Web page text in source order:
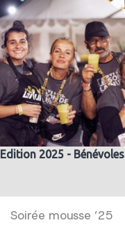
Edition 2025 - Bénévoles
Soirée mousse ’25